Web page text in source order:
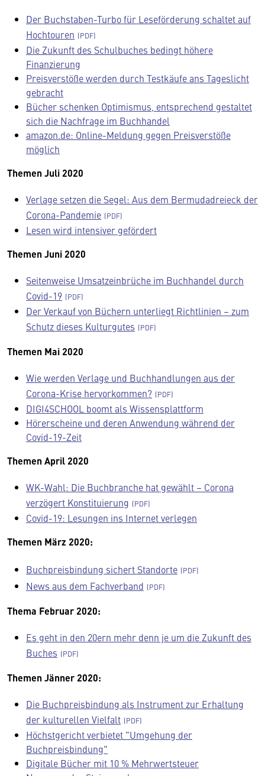
Der Buchstaben-Turbo für Leseförderung schaltet auf
Hochtouren
Die Zukunft des Schulbuches bedingt höhere
Finanzierung
Preisverstöße werden durch Testkäufe ans Tageslicht
gebracht
Bücher schenken Optimismus, entsprechend gestaltet
sich die Nachfrage im Buchhandel
amazon.de: Online-Meldung gegen Preisverstöße
möglich
Themen Juli 2020
Verlage setzen die Segel: Aus dem Bermudadreieck der
Corona-Pandemie
Lesen wird intensiver gefördert
Themen Juni 2020
Seitenweise Umsatzeinbrüche im Buchhandel durch
Covid-19
Der Verkauf von Büchern unterliegt Richtlinien – zum
Schutz dieses Kulturgutes
Themen Mai 2020
Wie werden Verlage und Buchhandlungen aus der
Corona-Krise hervorkommen?
DIGI4SCHOOL boomt als Wissensplattform
Hörerscheine und deren Anwendung während der
Covid-19-Zeit
Themen April 2020
WK-Wahl: Die Buchbranche hat gewählt – Corona
verzögert Konstituierung
Covid-19: Lesungen ins Internet verlegen
Themen März 2020:
Buchpreisbindung sichert Standorte
News aus dem Fachverband
Thema Februar 2020:
Es geht in den 20ern mehr denn je um die Zukunft des
Buches
Themen Jänner 2020:
Die Buchpreisbindung als Instrument zur Erhaltung
der kulturellen Vielfalt
Höchstgericht verbietet "Umgehung der
Buchpreisbindung"
Digitale Bücher mit 10 % Mehrwertsteuer